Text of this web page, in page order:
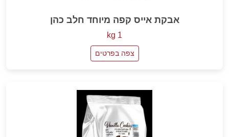
אבקת אייס קפה מיוחד חלב כהן
1 kg
צפה בפרטים